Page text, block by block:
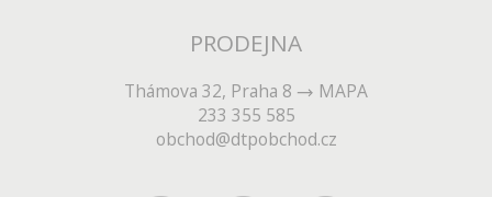
PRODEJNA
Thámova 32, Praha 8
MAPA
233 355 585
obchod@dtpobchod.cz